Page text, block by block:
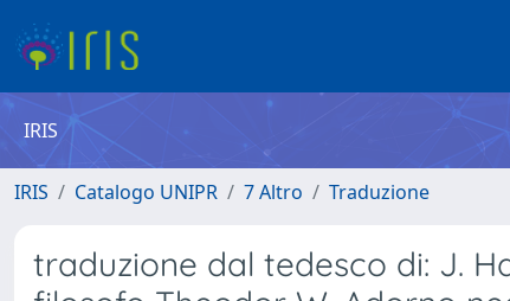
IRIS
IRIS Catalogo UNIPR 7 Altro Traduzione
traduzione dal tedesco di: J.